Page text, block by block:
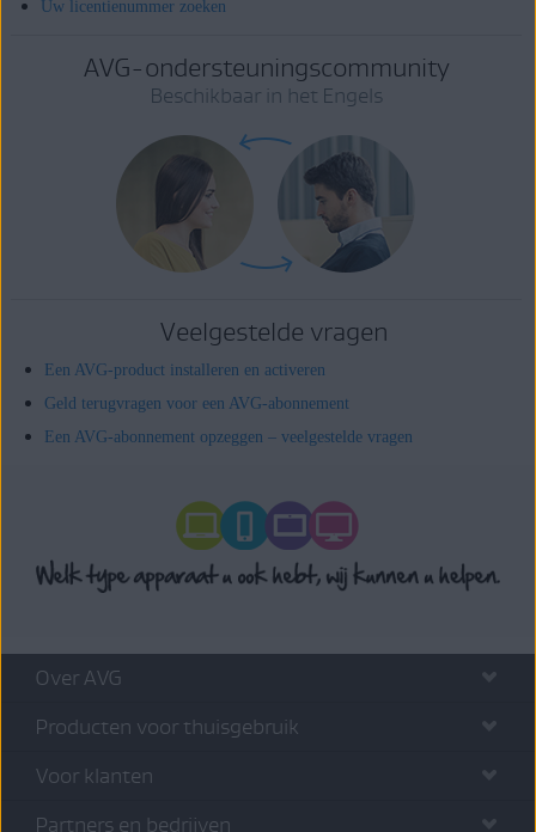
Uw licentienummer zoeken
AVG-ondersteuningscommunity
Beschikbaar in het Engels
Veelgestelde vragen
Een AVG-product installeren en activeren
Geld terugvragen voor een AVG-abonnement
Een AVG-abonnement opzeggen – veelgestelde vragen
Over AVG
Producten voor thuisgebruik
Voor klanten
Partners en bedrijven